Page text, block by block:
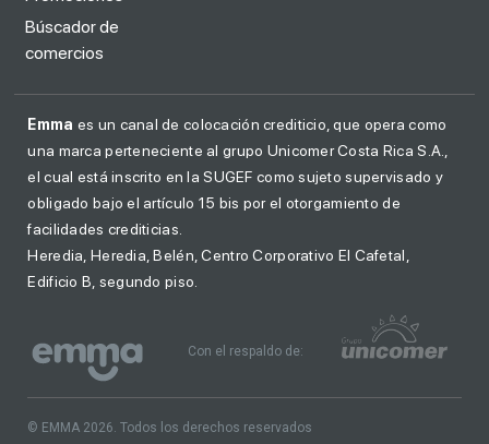
Búscador de
comercios
Emma es un canal de colocación crediticio, que opera como
una marca perteneciente al grupo Unicomer Costa Rica S.A.,
el cual está inscrito en la SUGEF como sujeto supervisado y
obligado bajo el artículo 15 bis por el otorgamiento de
facilidades crediticias.
Heredia, Heredia, Belén, Centro Corporativo El Cafetal,
Edificio B, segundo piso.
© EMMA 2026. Todos los derechos reservados
Con el respaldo de: